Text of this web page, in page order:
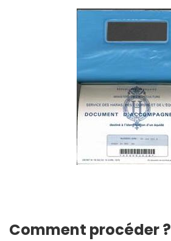
Comment procéder ?